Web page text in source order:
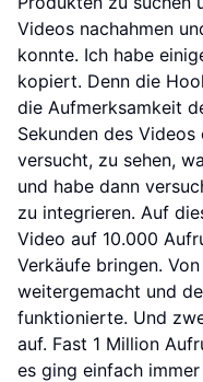
Videos nachahmen
konnte. Ich habe
kopiert. Denn die
die Aufmerksamkeit
Sekunden des
versucht, zu sehen,
und habe dann
zu integrieren. Auf
Video auf 10.000
Verkäufe bringen.
weitergemacht und
funktionierte. Und
auf. Fast 1 Million
es ging einfach